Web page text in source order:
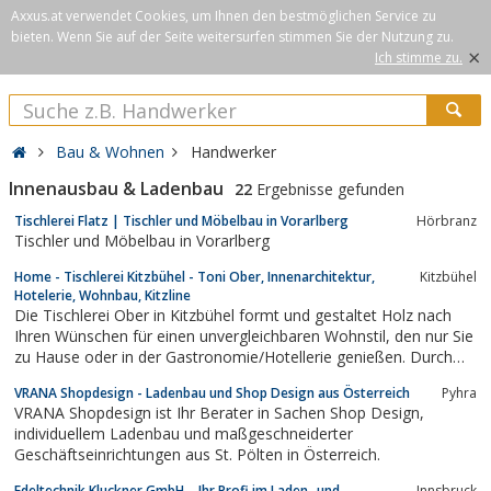
Axxus.at verwendet Cookies, um Ihnen den bestmöglichen Service zu
bieten. Wenn Sie auf der Seite weitersurfen stimmen Sie der Nutzung zu.
Ich stimme zu. ×
Bau & Wohnen Handwerker
Innenausbau & Ladenbau 22 Ergebnisse gefunden
Tischlerei Flatz | Tischler und Möbelbau in Vorarlberg Hörbranz
Tischler und Möbelbau in Vorarlberg
Home - Tischlerei Kitzbühel - Toni Ober, Innenarchitektur,
Hotelerie, Wohnbau, Kitzline
Kitzbühel
Die Tischlerei Ober in Kitzbühel formt und gestaltet Holz nach
Ihren Wünschen für einen unvergleichbaren Wohnstil, den nur Sie
zu Hause oder in der Gastronomie/Hotellerie genießen. Durch
an.
VRANA Shopdesign - Ladenbau und Shop Design aus Österreich Pyhra
VRANA Shopdesign ist Ihr Berater in Sachen Shop Design,
individuellem Ladenbau und maßgeschneiderter
Geschäftseinrichtungen aus St. Pölten in Österreich.